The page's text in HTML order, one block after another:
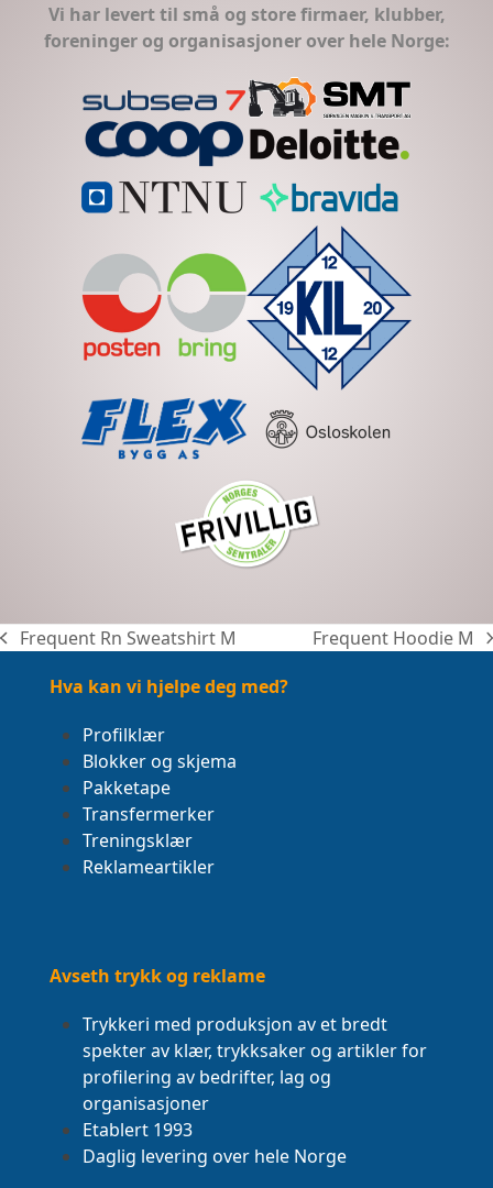
Vi har levert til små og store firmaer, klubber,
foreninger og organisasjoner over hele Norge:
previous
Frequent Rn Sweatshirt M
next
Frequent Hoodie M
Hva kan vi hjelpe deg med?
Profilklær
Blokker og skjema
Pakketape
Transfermerker
Treningsklær
Reklameartikler
Avseth trykk og reklame
Trykkeri med produksjon av et bredt
spekter av klær, trykksaker og artikler for
profilering av bedrifter, lag og
organisasjoner
Etablert 1993
Daglig levering over hele Norge